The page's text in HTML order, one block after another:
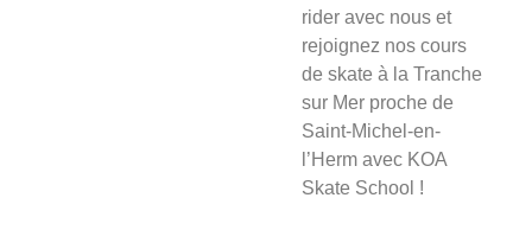
rider avec nous et
rejoignez nos cours
de skate à la Tranche
sur Mer proche de
Saint-Michel-en-
l’Herm avec KOA
Skate School !